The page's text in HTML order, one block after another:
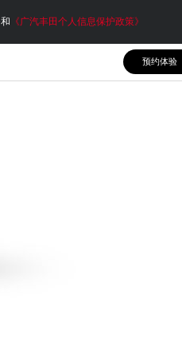
《广汽丰田个人信息保护政策》
预约体验